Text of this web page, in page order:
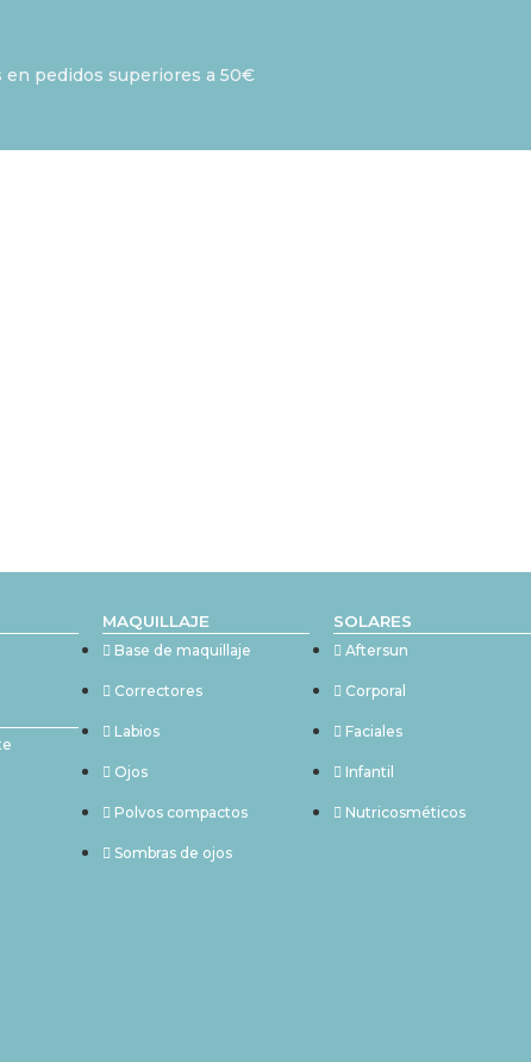
en pedidos superiores a 50€
MAQUILLAJE
Base de maquillaje
Correctores
Labios
Ojos
Polvos compactos
Sombras de ojos
SOLARES
Aftersun
Corporal
Faciales
Infantil
Nutricosméticos